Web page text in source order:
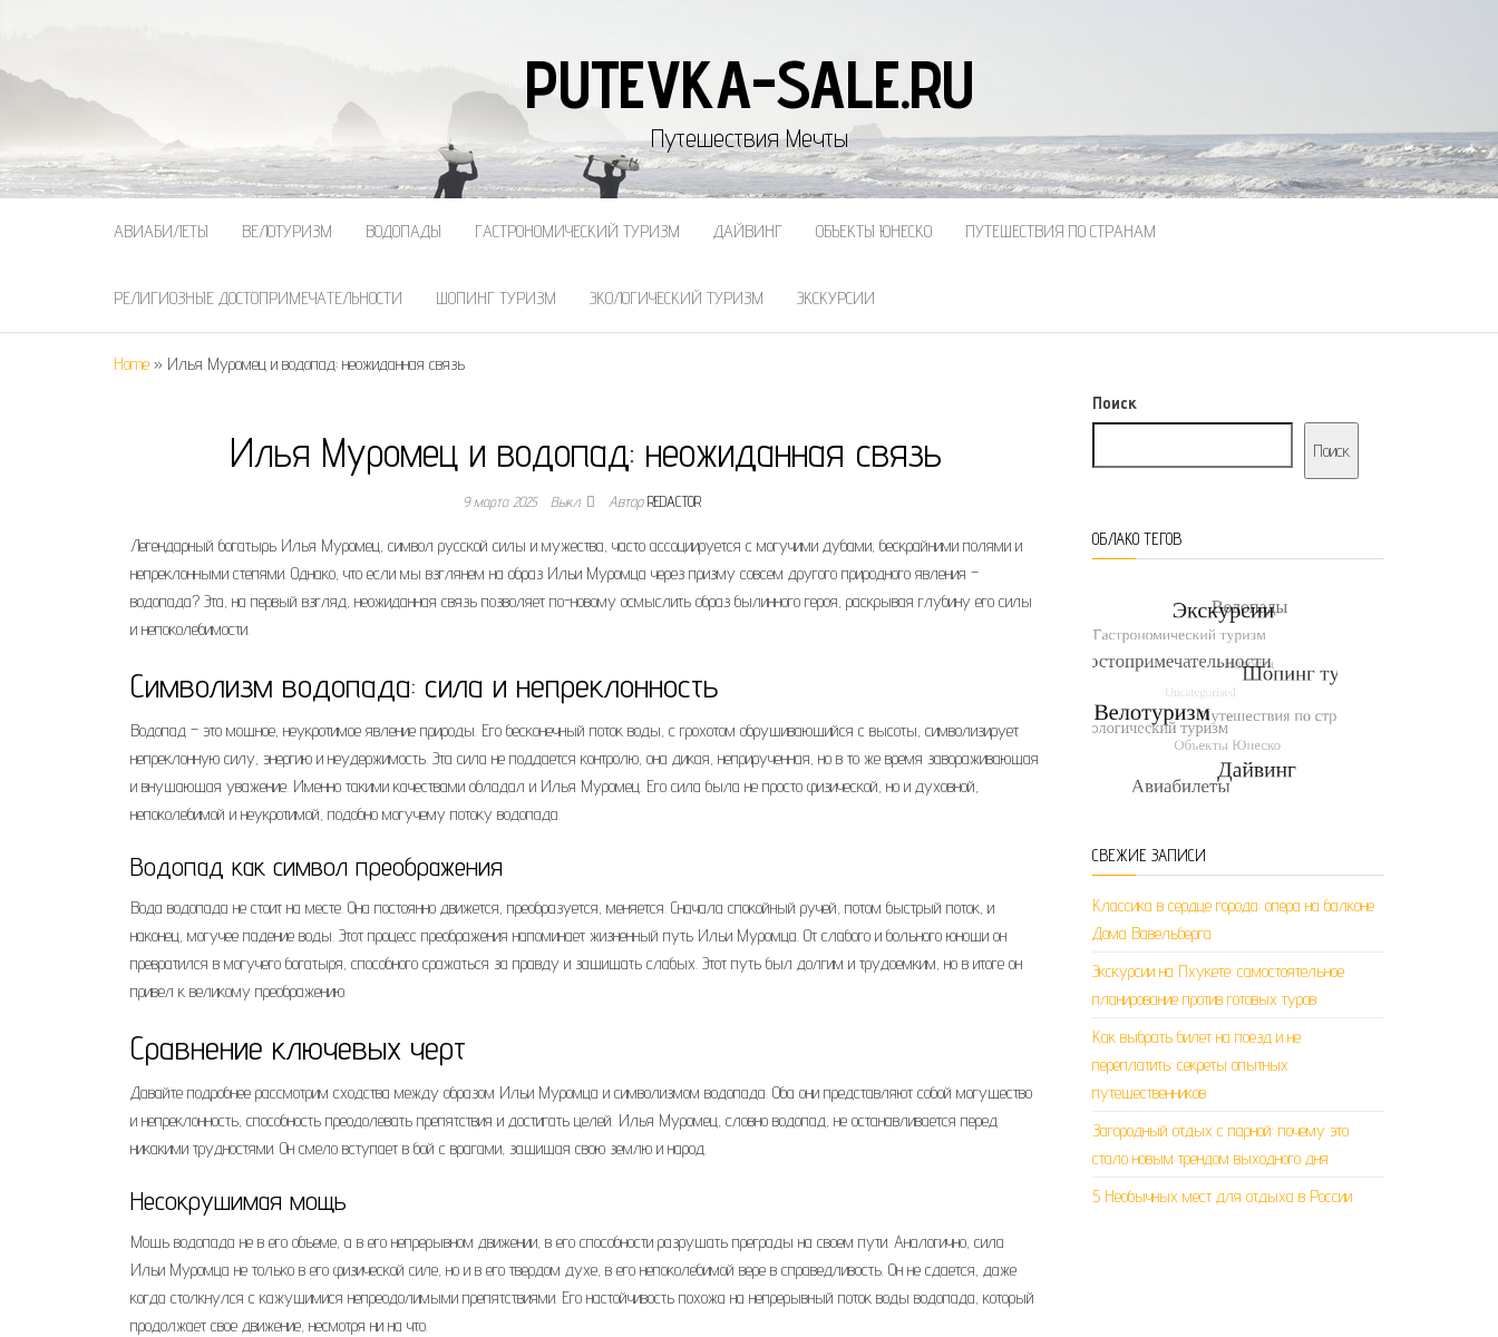
PUTEVKA-SALE.RU
Путешествия Мечты
АВИАБИЛЕТЫ ВЕЛОТУРИЗМ ВОДОПАДЫ ГАСТРОНОМИЧЕСКИЙ ТУРИЗМ ДАЙВИНГ ОБЪЕКТЫ ЮНЕСКО ПУТЕШЕСТВИЯ ПО СТРАНАМ
РЕЛИГИОЗНЫЕ ДОСТОПРИМЕЧАТЕЛЬНОСТИ ШОПИНГ ТУРИЗМ ЭКОЛОГИЧЕСКИЙ ТУРИЗМ ЭКСКУРСИИ
Home » Илья Муромец и водопад: неожиданная связь
Илья Муромец и водопад: неожиданная связь
9 марта 2025 Выкл. АвторREDACTOR
Легендарный богатырь Илья Муромец, символ русской силы и мужества, часто ассоциируется с могучими дубами, бескрайними полями и
непреклонными степями. Однако, что если мы взглянем на образ Ильи Муромца через призму совсем другого природного явления –
водопада? Эта, на первый взгляд, неожиданная связь позволяет по-новому осмыслить образ былинного героя, раскрывая глубину его силы
и непоколебимости.
Символизм водопада: сила и непреклонность
Водопад – это мощное, неукротимое явление природы. Его бесконечный поток воды, с грохотом обрушивающийся с высоты, символизирует
непреклонную силу, энергию и неудержимость. Эта сила не поддается контролю, она дикая, неприрученная, но в то же время завораживающая
и внушающая уважение. Именно такими качествами обладал и Илья Муромец. Его сила была не просто физической, но и духовной,
непоколебимой и неукротимой, подобно могучему потоку водопада.
Водопад как символ преображения
Вода водопада не стоит на месте. Она постоянно движется, преобразуется, меняется. Сначала спокойный ручей, потом быстрый поток, и
наконец, могучее падение воды. Этот процесс преображения напоминает жизненный путь Ильи Муромца. От слабого и больного юноши он
превратился в могучего богатыря, способного сражаться за правду и защищать слабых. Этот путь был долгим и трудоемким, но в итоге он
привел к великому преображению.
Сравнение ключевых черт
Давайте подробнее рассмотрим сходства между образом Ильи Муромца и символизмом водопада. Оба они представляют собой могущество
и непреклонность, способность преодолевать препятствия и достигать целей. Илья Муромец, словно водопад, не останавливается перед
никакими трудностями. Он смело вступает в бой с врагами, защищая свою землю и народ.
Несокрушимая мощь
Мощь водопада не в его объеме, а в его непрерывном движении, в его способности разрушать преграды на своем пути. Аналогично, сила
Ильи Муромца не только в его физической силе, но и в его твердом духе, в его непоколебимой вере в справедливость. Он не сдается, даже
когда столкнулся с кажущимися непреодолимыми препятствиями. Его настойчивость похожа на непрерывный поток воды водопада, который
продолжает свое движение, несмотря ни на что.
Поиск
Поиск
ОБЛАКО ТЕГОВ
СВЕЖИЕ ЗАПИСИ
Классика в сердце города: опера на балконе
Дома Вавельберга
Экскурсии на Пхукете: самостоятельное
планирование против готовых туров
Как выбрать билет на поезд и не
переплатить: секреты опытных
путешественников
Загородный отдых с парной: почему это
стало новым трендом выходного дня
5 Необычных мест для отдыха в России